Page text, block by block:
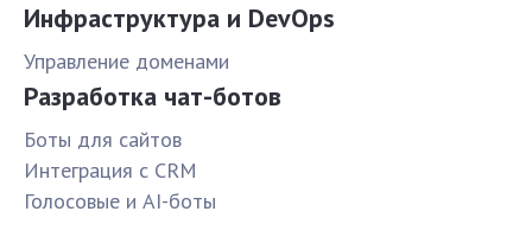
Инфраструктура и DevOps
Управление доменами
Разработка чат-ботов
Боты для сайтов
Интеграция с CRM
Голосовые и AI-боты